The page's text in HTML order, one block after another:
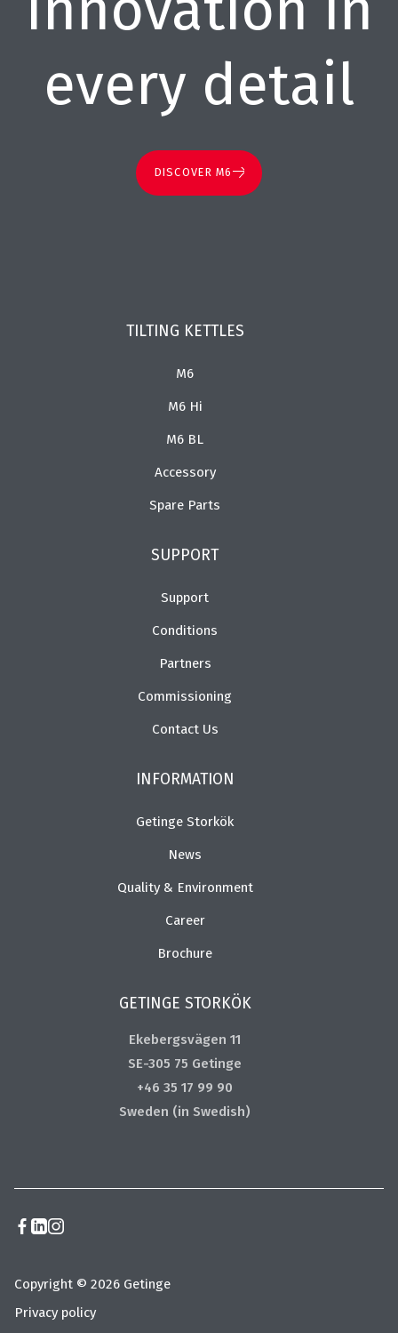
every detail
DISCOVER M6
TILTING KETTLES
M6
M6 Hi
M6 BL
Accessory
Spare Parts
SUPPORT
Support
Conditions
Partners
Commissioning
Contact Us
INFORMATION
Getinge Storkök
News
Quality & Environment
Career
Brochure
GETINGE STORKÖK
Ekebergsvägen 11
SE-305 75 Getinge
+46 35 17 99 90
Sweden (in Swedish)
Copyright © 2026 Getinge
Privacy policy